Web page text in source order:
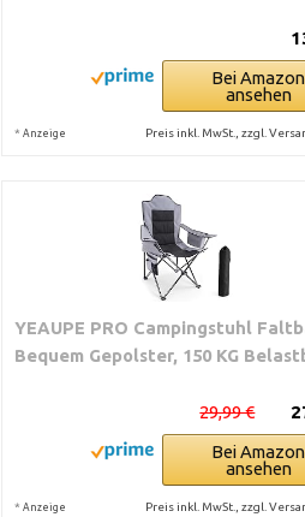
Bei Amazon
ansehen
* Anzeige Preis inkl. MwSt., zzgl.
YEAUPE PRO Campingstuhl
Bequem Gepolster, 150 KG
29,99 €
Bei Amazon
ansehen
* Anzeige Preis inkl. MwSt., zzgl.